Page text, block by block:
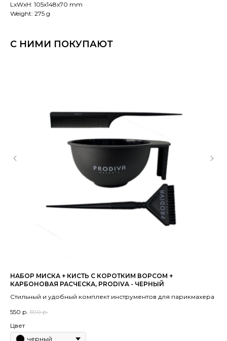
LxWxH: 105x148x70 mm
Weight: 275 g
С НИМИ ПОКУПАЮТ
НАБОР МИСКА + КИСТЬ С КОРОТКИМ ВОРСОМ +
КАРБОНОВАЯ РАСЧЕСКА, PRODIVA - ЧЕРНЫЙ
Стильный и удобный комплект инструментов для парикмахера
550 р. 590 р.
Цвет
черный